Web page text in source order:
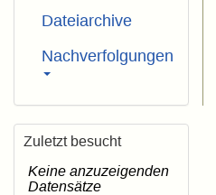
Dateiarchive
Nachverfolgungen
Zuletzt besucht
Keine anzuzeigenden
Datensätze